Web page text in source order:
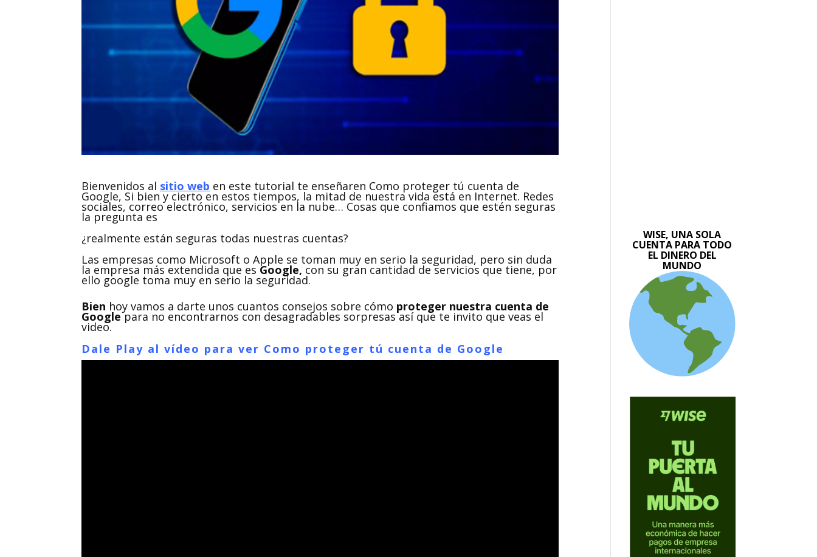
Bienvenidos al sitio web en este tutorial te enseñaren Como proteger tú cuenta de
Google, Si bien y cierto en estos tiempos, la mitad de nuestra vida está en Internet. Redes
sociales, correo electrónico, servicios en la nube… Cosas que confiamos que estén seguras
la pregunta es
¿realmente están seguras todas nuestras cuentas?
Las empresas como Microsoft o Apple se toman muy en serio la seguridad, pero sin duda
la empresa más extendida que es Google, con su gran cantidad de servicios que tiene, por
ello google toma muy en serio la seguridad.
Bien hoy vamos a darte unos cuantos consejos sobre cómo proteger nuestra cuenta de
Googlepara no encontrarnos con desagradables sorpresas así que te invito que veas el
video.
Dale Play al vídeo para ver Como proteger tú cuenta de Google
WISE, UNA SOLA
CUENTA PARA TODO
EL DINERO DEL
MUNDO